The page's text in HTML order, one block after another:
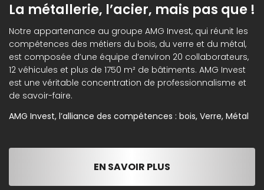
La métallerie, l’acier, mais pas que !
Notre appartenance au groupe AMG Invest, qui réunit les
compétences des métiers du bois, du verre et du métal,
est composée d’une équipe d’environ 20 collaborateurs,
12 véhicules et plus de 1750 m² de bâtiments. AMG Invest
est une véritable concentration de professionnalisme et
de savoir-faire.
AMG Invest, l’alliance des compétences : bois, Verre, Métal
EN SAVOIR PLUS